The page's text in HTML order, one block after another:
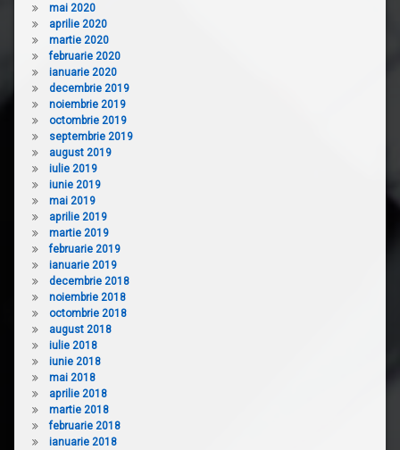
mai 2020
aprilie 2020
martie 2020
februarie 2020
ianuarie 2020
decembrie 2019
noiembrie 2019
octombrie 2019
septembrie 2019
august 2019
iulie 2019
iunie 2019
mai 2019
aprilie 2019
martie 2019
februarie 2019
ianuarie 2019
decembrie 2018
noiembrie 2018
octombrie 2018
august 2018
iulie 2018
iunie 2018
mai 2018
aprilie 2018
martie 2018
februarie 2018
ianuarie 2018